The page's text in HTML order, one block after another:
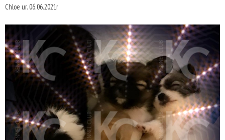
Chloe ur. 06.06.2021r